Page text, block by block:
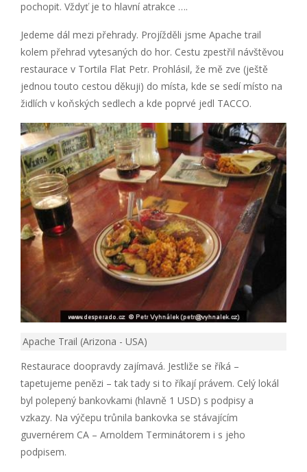
pochopit. Vždyť je to hlavní atrakce ….
Jedeme dál mezi přehrady. Projížděli jsme Apache trail
kolem přehrad vytesaných do hor. Cestu zpestřil návštěvou
restaurace v Tortila Flat Petr. Prohlásil, že mě zve (ještě
jednou touto cestou děkuji) do místa, kde se sedí místo na
židlích v koňských sedlech a kde poprvé jedl TACCO.
Apache Trail (Arizona - USA)
Restaurace doopravdy zajímavá. Jestliže se říká –
tapetujeme penězi – tak tady si to říkají právem. Celý lokál
byl polepený bankovkami (hlavně 1 USD) s podpisy a
vzkazy. Na výčepu trůnila bankovka se stávajícím
guvernérem CA – Arnoldem Terminátorem i s jeho
podpisem.